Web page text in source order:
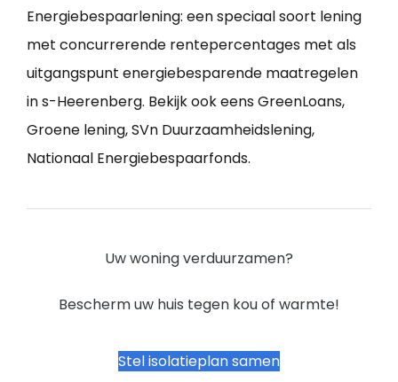
Energiebespaarlening: een speciaal soort lening
met concurrerende rentepercentages met als
uitgangspunt energiebesparende maatregelen
in s-Heerenberg. Bekijk ook eens GreenLoans,
Groene lening, SVn Duurzaamheidslening,
Nationaal Energiebespaarfonds.
Uw woning verduurzamen?
Bescherm uw huis tegen kou of warmte!
Stel isolatieplan samen